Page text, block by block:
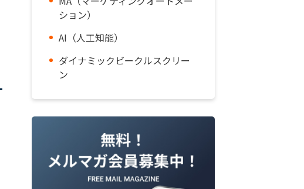
ション）
AI（人工知能）
ダイナミックビークルスクリー
ン